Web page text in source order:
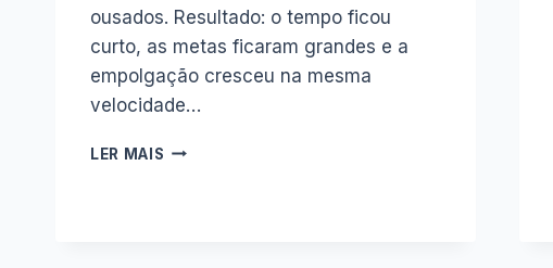
ousados. Resultado: o tempo ficou
curto, as metas ficaram grandes e a
empolgação cresceu na mesma
velocidade…
LER MAIS SOB